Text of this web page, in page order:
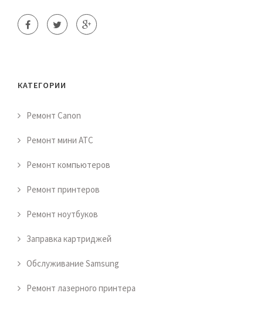
КАТЕГОРИИ
Ремонт Canon
Ремонт мини АТС
Ремонт компьютеров
Ремонт принтеров
Ремонт ноутбуков
Заправка картриджей
Обслуживание Samsung
Ремонт лазерного принтера